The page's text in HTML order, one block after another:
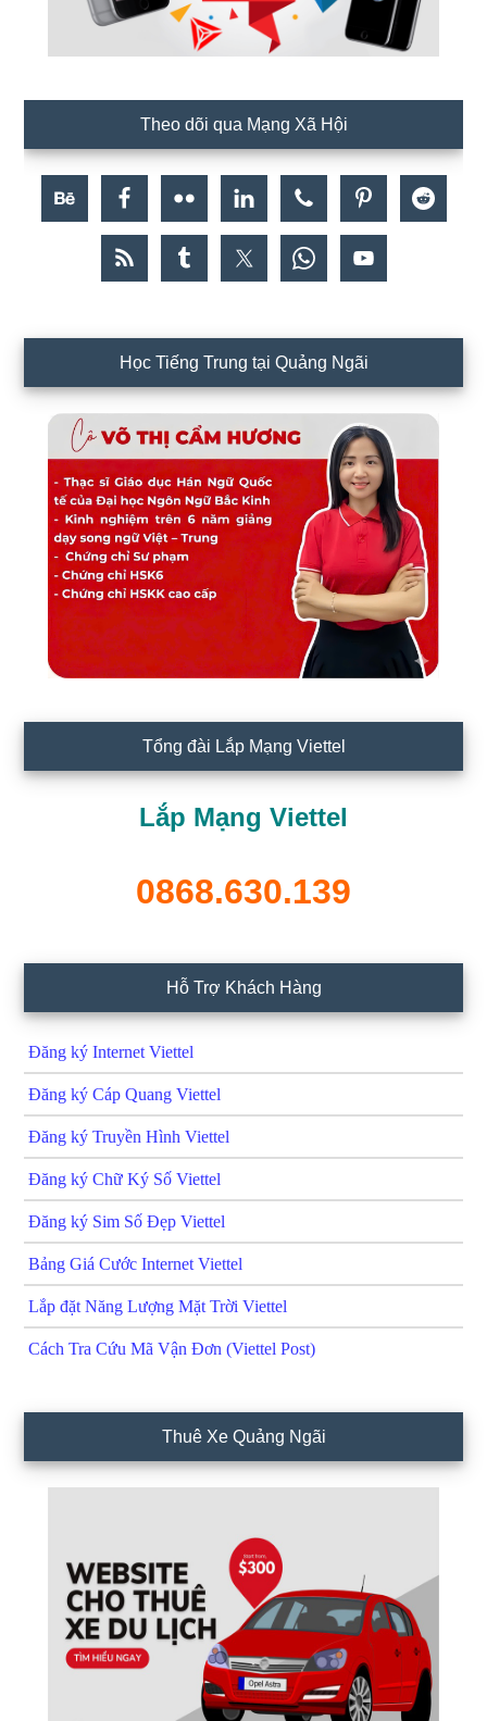
Theo dõi qua Mạng Xã Hội
Học Tiếng Trung tại Quảng Ngãi
Tổng đài Lắp Mạng Viettel
Lắp Mạng Viettel
0868.630.139
Hỗ Trợ Khách Hàng
Đăng ký Internet Viettel
Đăng ký Cáp Quang Viettel
Đăng ký Truyền Hình Viettel
Đăng ký Chữ Ký Số Viettel
Đăng ký Sim Số Đẹp Viettel
Bảng Giá Cước Internet Viettel
Lắp đặt Năng Lượng Mặt Trời Viettel
Cách Tra Cứu Mã Vận Đơn (Viettel Post)
Thuê Xe Quảng Ngãi